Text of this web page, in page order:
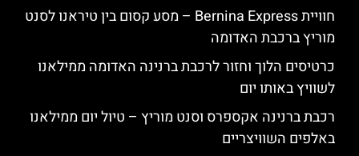
חוויית Bernina Express – מסע קסום בין טיראנו לסנט
מוריץ ברכבת האדומה
כרטיסים הלוך וחזור לרכבת ברנינה האדומה ממילאנו
לשוויץ באותו יום
רכבת ברנינה אקספרס וסנט מוריץ – טיול יום ממילאנו
באלפים השוויצריים